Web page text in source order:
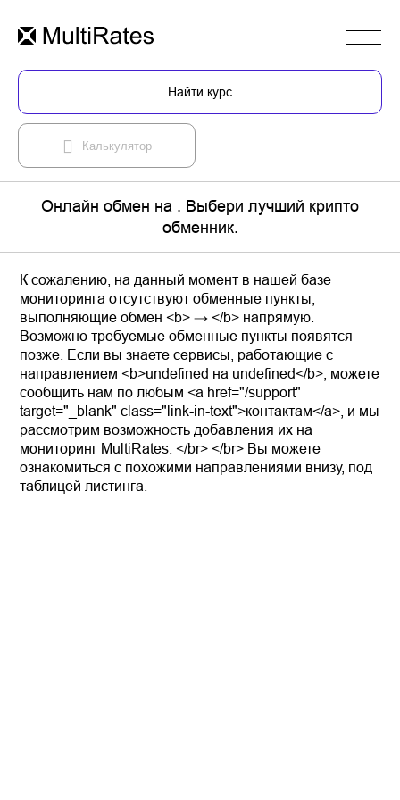
Найти курс
Калькулятор
Онлайн обмен на . Выбери лучший крипто
обменник.
К сожалению, на данный момент в нашей базе
мониторинга отсутствуют обменные пункты,
выполняющие обмен <b> → </b> напрямую.
Возможно требуемые обменные пункты появятся
позже. Если вы знаете сервисы, работающие с
направлением <b>undefined на undefined</b>, можете
сообщить нам по любым <a href="/support"
target="_blank" class="link-in-text">контактам</a>, и мы
рассмотрим возможность добавления их на
мониторинг MultiRates. </br> </br> Вы можете
ознакомиться с похожими направлениями внизу, под
таблицей листинга.